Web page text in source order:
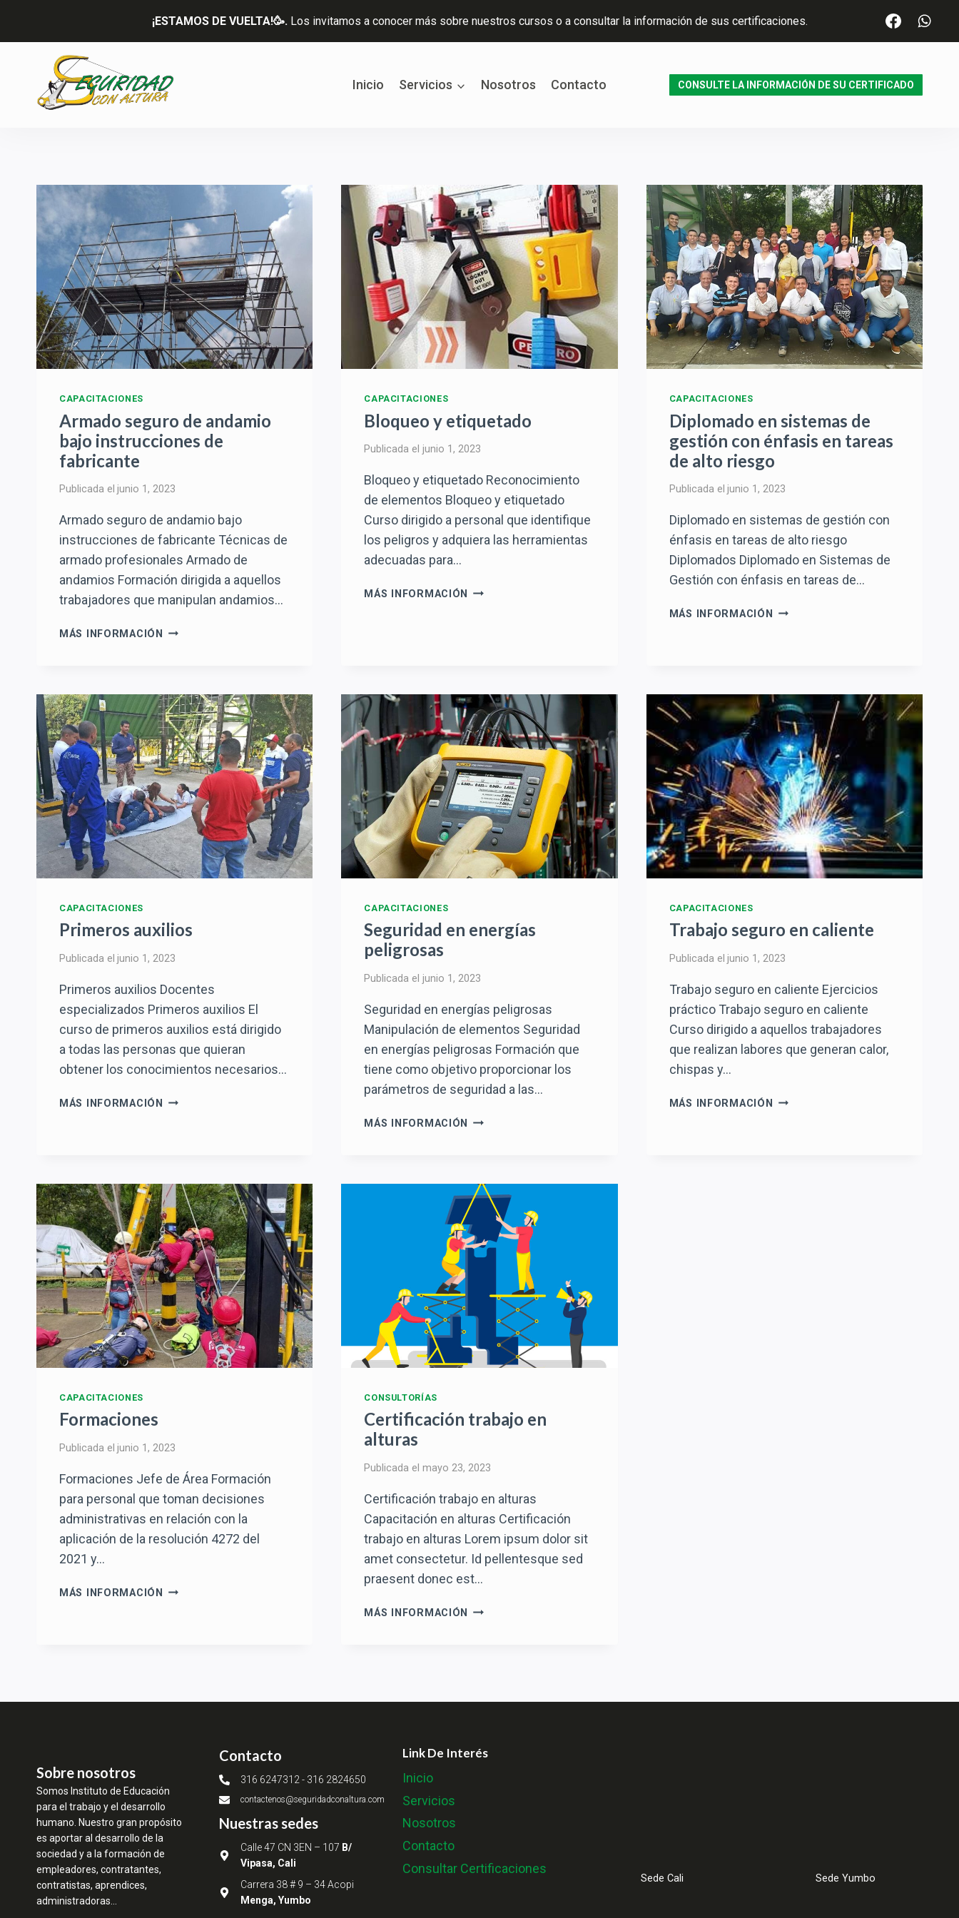
¡ESTAMOS DE VUELTA!🥳. Los invitamos a conocer más sobre nuestros cursos o a consultar la información de sus certificaciones.
Inicio Servicios Nosotros Contacto CONSULTE LA INFORMACIÓN DE SU CERTIFICADO
CAPACITACIONES
Armado seguro de andamio
bajo instrucciones de
fabricante
Publicada el junio 1, 2023
Armado seguro de andamio bajo
instrucciones de fabricante Técnicas de
armado profesionales Armado de
andamios Formación dirigida a aquellos
trabajadores que manipulan andamios…
MÁS INFORMACIÓN
ARMADO
BAJO
INSTRUCCIONES
DE
FABRICANTE
CAPACITACIONES
Bloqueo y etiquetado
Publicada el junio 1, 2023
Bloqueo y etiquetado Reconocimiento
de elementos Bloqueo y etiquetado
Curso dirigido a personal que identifique
los peligros y adquiera las herramientas
adecuadas para…
MÁS INFORMACIÓN
BLOQUEO
CAPACITACIONES
Diplomado en sistemas de
gestión con énfasis en tareas
de alto riesgo
Publicada el junio 1, 2023
Diplomado en sistemas de gestión con
énfasis en tareas de alto riesgo
Diplomados Diplomado en Sistemas de
Gestión con énfasis en tareas de…
MÁS INFORMACIÓN
DIPLOMADO
CON
ÉNFASIS
EN
TAREAS
DE
ALTO
RIESGO
CAPACITACIONES
Primeros auxilios
Publicada el junio 1, 2023
Primeros auxilios Docentes
especializados Primeros auxilios El
curso de primeros auxilios está dirigido
a todas las personas que quieran
obtener los conocimientos necesarios…
MÁS INFORMACIÓN
PRIMEROS
CAPACITACIONES
Seguridad en energías
peligrosas
Publicada el junio 1, 2023
Seguridad en energías peligrosas
Manipulación de elementos Seguridad
en energías peligrosas Formación que
tiene como objetivo proporcionar los
parámetros de seguridad a las…
MÁS INFORMACIÓN
SEGURIDAD
CAPACITACIONES
Trabajo seguro en caliente
Publicada el junio 1, 2023
Trabajo seguro en caliente Ejercicios
práctico Trabajo seguro en caliente
Curso dirigido a aquellos trabajadores
que realizan labores que generan calor,
chispas y…
MÁS INFORMACIÓN
TRABAJO
CAPACITACIONES
Formaciones
Publicada el junio 1, 2023
Formaciones Jefe de Área Formación
para personal que toman decisiones
administrativas en relación con la
aplicación de la resolución 4272 del
2021 y…
MÁS INFORMACIÓN FORMACIONES
CONSULTORÍAS
Certificación trabajo en
alturas
Publicada el mayo 23, 2023
Certificación trabajo en alturas
Capacitación en alturas Certificación
trabajo en alturas Lorem ipsum dolor sit
amet consectetur. Id pellentesque sed
praesent donec est…
MÁS INFORMACIÓN
CERTIFICACIÓN
Sobre nosotros
Somos Instituto de Educación
para el trabajo y el desarrollo
humano. Nuestro gran propósito
es aportar al desarrollo de la
sociedad y a la formación de
empleadores, contratantes,
contratistas, aprendices,
administradoras…
Contacto
316 6247312 - 316 2824650
contactenos@seguridadconaltura.com
Nuestras sedes
Calle 47 CN 3EN – 107 B/
Vipasa, Cali
Carrera 38 # 9 – 34 Acopi
Menga, Yumbo
Link De Interés
Inicio
Servicios
Nosotros
Contacto
Consultar Certificaciones
Sede Cali Sede Yumbo